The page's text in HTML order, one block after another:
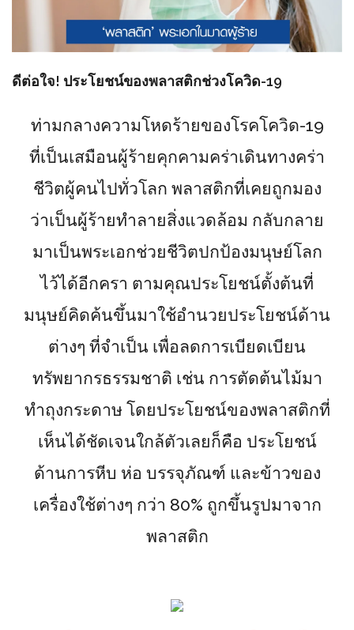
ดีต่อใจ! ประโยชน์ของพลาสติกช่วงโควิด-19
ท่ามกลางความโหดร้ายของโรคโควิด-19
ที่เป็นเสมือนผู้ร้ายคุกคามคร่าเดินทางคร่า
ชีวิตผู้คนไปทั่วโลก พลาสติกที่เคยถูกมอง
ว่าเป็นผู้ร้ายทำลายสิ่งแวดล้อม กลับกลาย
มาเป็นพระเอกช่วยชีวิตปกป้องมนุษย์โลก
ไว้ได้อีกครา ตามคุณประโยชน์ตั้งต้นที่
มนุษย์คิดค้นขึ้นมาใช้อำนวยประโยชน์ด้าน
ต่างๆ ที่จำเป็น เพื่อลดการเบียดเบียน
ทรัพยากรธรรมชาติ เช่น การตัดต้นไม้มา
ทำถุงกระดาษ โดยประโยชน์ของพลาสติกที่
เห็นได้ชัดเจนใกล้ตัวเลยก็คือ ประโยชน์
ด้านการหีบ ห่อ บรรจุภัณฑ์ และข้าวของ
เครื่องใช้ต่างๆ กว่า 80% ถูกขึ้นรูปมาจาก
พลาสติก